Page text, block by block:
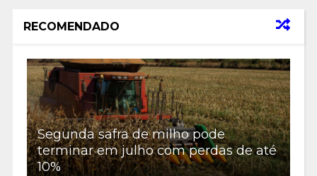
RECOMENDADO
Segunda safra de milho pode
terminar em julho com perdas de até
10%